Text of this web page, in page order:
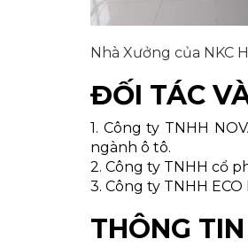
Nhà Xưởng của NKC
ĐỐI TÁC
1. Công ty TNHH
ngành ô tô.
2. Công ty TNHH cổ
3. Công ty TNHH
THÔNG